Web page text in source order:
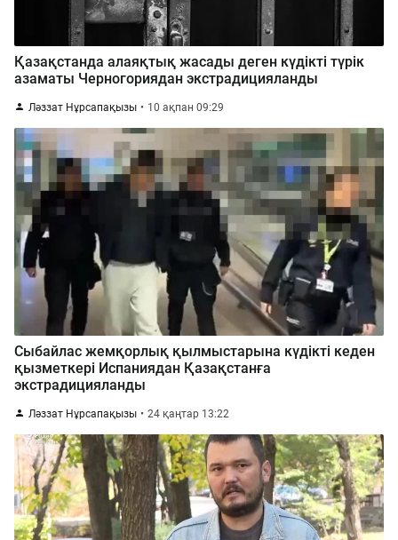
Қазақстанда алаяқтық жасады деген күдікті түрік
азаматы Черногориядан экстрадицияланды
Ләззат Нұрсапақызы 10 ақпан 09:29
Сыбайлас жемқорлық қылмыстарына күдікті кеден
қызметкері Испаниядан Қазақстанға
экстрадицияланды
Ләззат Нұрсапақызы 24 қаңтар 13:22